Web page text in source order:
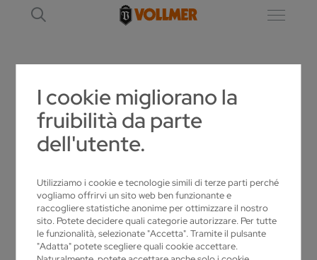
I cookie migliorano la
fruibilità da parte
dell'utente.
Utilizziamo i cookie e tecnologie simili di terze parti perché
vogliamo offrirvi un sito web ben funzionante e
raccogliere statistiche anonime per ottimizzare il nostro
sito. Potete decidere quali categorie autorizzare. Per tutte
le funzionalità, selezionate "Accetta". Tramite il pulsante
"Adatta" potete scegliere quali cookie accettare.
ND 230